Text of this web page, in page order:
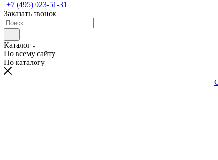
+7 (495) 023-51-31
Заказать звонок
Каталог
По всему сайту
По каталогу